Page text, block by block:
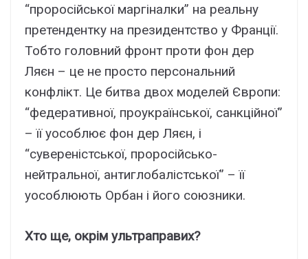
“проросійської маргіналки” на реальну
претендентку на президентство у Франції.
Тобто головний фронт проти фон дер
Ляєн – це не просто персональний
конфлікт. Це битва двох моделей Європи:
“федеративної, проукраїнської, санкційної”
– її уособлює фон дер Ляєн, і
“сувереністської, проросійсько-
нейтральної, антиглобалістської” – її
уособлюють Орбан і його союзники.
Хто ще, окрім ультраправих?